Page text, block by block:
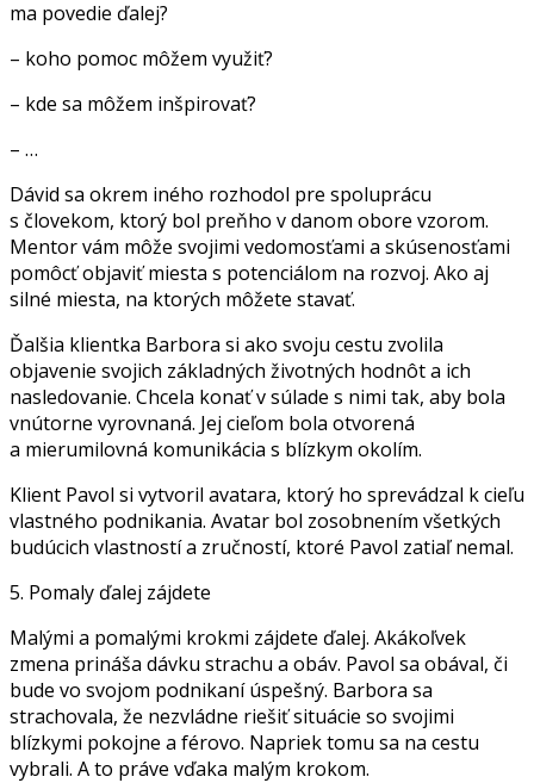
ma povedie ďalej?
– koho pomoc môžem využiť?
– kde sa môžem inšpirovať?
– …
Dávid sa okrem iného rozhodol pre spoluprácu
s človekom, ktorý bol preňho v danom obore vzorom.
Mentor vám môže svojimi vedomosťami a skúsenosťami
pomôcť objaviť miesta s potenciálom na rozvoj. Ako aj
silné miesta, na ktorých môžete stavať.
Ďalšia klientka Barbora si ako svoju cestu zvolila
objavenie svojich základných životných hodnôt a ich
nasledovanie. Chcela konať v súlade s nimi tak, aby bola
vnútorne vyrovnaná. Jej cieľom bola otvorená
a mierumilovná komunikácia s blízkym okolím.
Klient Pavol si vytvoril avatara, ktorý ho sprevádzal k cieľu
vlastného podnikania. Avatar bol zosobnením všetkých
budúcich vlastností a zručností, ktoré Pavol zatiaľ nemal.
5. Pomaly ďalej zájdete
Malými a pomalými krokmi zájdete ďalej. Akákoľvek
zmena prináša dávku strachu a obáv. Pavol sa obával, či
bude vo svojom podnikaní úspešný. Barbora sa
strachovala, že nezvládne riešiť situácie so svojimi
blízkymi pokojne a férovo. Napriek tomu sa na cestu
vybrali. A to práve vďaka malým krokom.